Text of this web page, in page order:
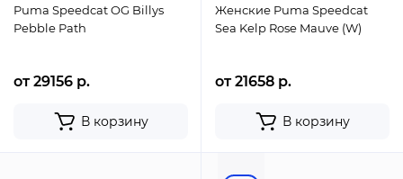
Puma Speedcat OG Billys
Pebble Path
от 29156 р.
В корзину
Женские Puma Speedcat
Sea Kelp Rose Mauve (W)
от 21658 р.
В корзину